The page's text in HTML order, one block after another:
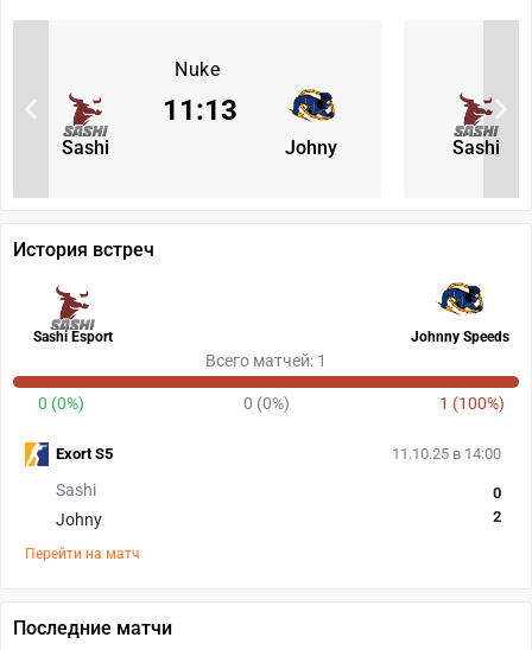
Nuke
Sashi Johny
11:13
Sashi
История встреч
Sashi Esport Johnny Speeds
Всего матчей: 1
0 (0%) 0 (0%) 1 (100%)
11.10.25 в 14:00
Sashi
Johny
0
2
Перейти на матч
Exort S5
Последние матчи